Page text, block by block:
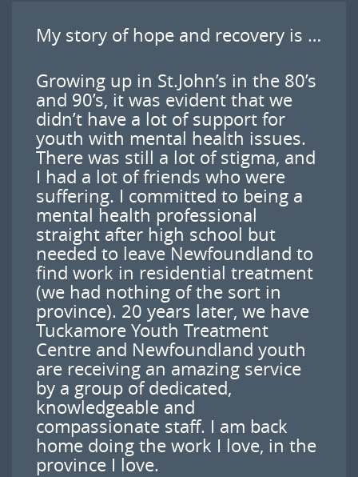
My story of hope and recovery is …
Growing up in St.John’s in the 80’s
and 90’s, it was evident that we
didn’t have a lot of support for
youth with mental health issues.
There was still a lot of stigma, and
I had a lot of friends who were
suffering. I committed to being a
mental health professional
straight after high school but
needed to leave Newfoundland to
find work in residential treatment
(we had nothing of the sort in
province). 20 years later, we have
Tuckamore Youth Treatment
Centre and Newfoundland youth
are receiving an amazing service
by a group of dedicated,
knowledgeable and
compassionate staff. I am back
home doing the work I love, in the
province I love.